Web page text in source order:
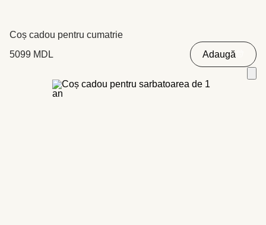
Coș cadou pentru cumatrie
5099 MDL Adaugă